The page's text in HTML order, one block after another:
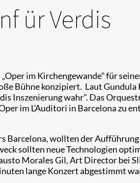
ür Verdis
im Kirchengewande" für
Bühne konzipiert. Laut
Inszenierung wahr". Das
im L'Auditori in Barcelona zu
Barcelona, wollten der
sollten neue Technologien
Morales Gil, Art Director bei
lange Konzert abgestimmt